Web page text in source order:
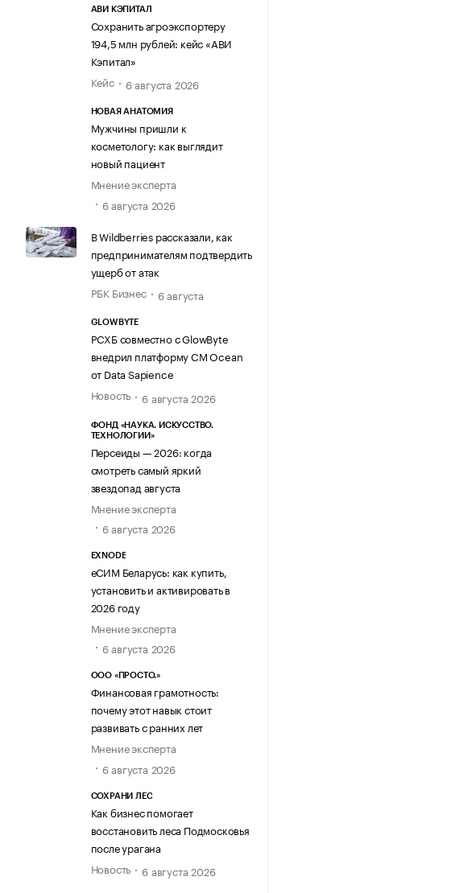
АВИ КЭПИТАЛ
Сохранить агроэкспортеру
194,5 млн рублей: кейс «АВИ
Кэпитал»
Кейс
6 августа 2026
НОВАЯ АНАТОМИЯ
Мужчины пришли к
косметологу: как выглядит
новый пациент
Мнение эксперта
6 августа 2026
В Wildberries рассказали, как
предпринимателям подтвердить
ущерб от атак
РБК Бизнес
6 августа
GLOWBYTE
РСХБ совместно с GlowByte
внедрил платформу CM Ocean
от Data Sapience
Новость
6 августа 2026
ФОНД «НАУКА. ИСКУССТВО.
ТЕХНОЛОГИИ»
Персеиды — 2026: когда
смотреть самый яркий
звездопад августа
Мнение эксперта
6 августа 2026
EXNODE
еСИМ Беларусь: как купить,
установить и активировать в
2026 году
Мнение эксперта
6 августа 2026
ООО «ПРОСТО.»
Финансовая грамотность:
почему этот навык стоит
развивать с ранних лет
Мнение эксперта
6 августа 2026
СОХРАНИ ЛЕС
Как бизнес помогает
восстановить леса Подмосковья
после урагана
Новость
6 августа 2026